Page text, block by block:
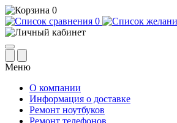
0
0
Меню
О компании
Информация о доставке
Ремонт ноутбуков
Ремонт телефонов